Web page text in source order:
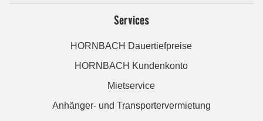
Services
HORNBACH Dauertiefpreise
HORNBACH Kundenkonto
Mietservice
Anhänger- und Transportervermietung